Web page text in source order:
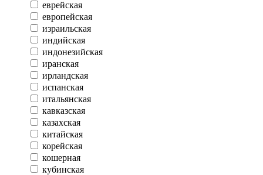
еврейская
европейская
израильская
индийская
индонезийская
иранская
ирландская
испанская
итальянская
кавказская
казахская
китайская
корейская
кошерная
кубинская